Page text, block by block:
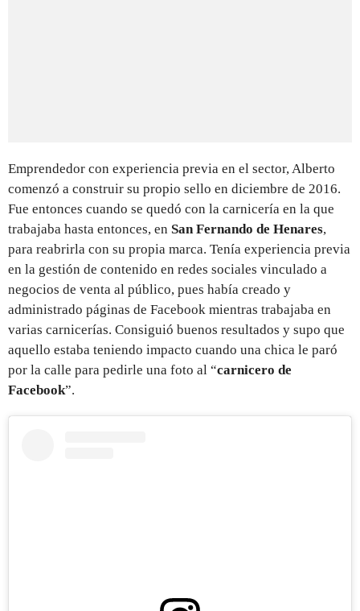
Emprendedor con experiencia previa en el sector, Alberto
comenzó a construir su propio sello en diciembre de 2016.
Fue entonces cuando se quedó con la carnicería en la que
trabajaba hasta entonces, en San Fernando de Henares,
para reabrirla con su propia marca. Tenía experiencia previa
en la gestión de contenido en redes sociales vinculado a
negocios de venta al público, pues había creado y
administrado páginas de Facebook mientras trabajaba en
varias carnicerías. Consiguió buenos resultados y supo que
aquello estaba teniendo impacto cuando una chica le paró
por la calle para pedirle una foto al “carnicero de
Facebook”.